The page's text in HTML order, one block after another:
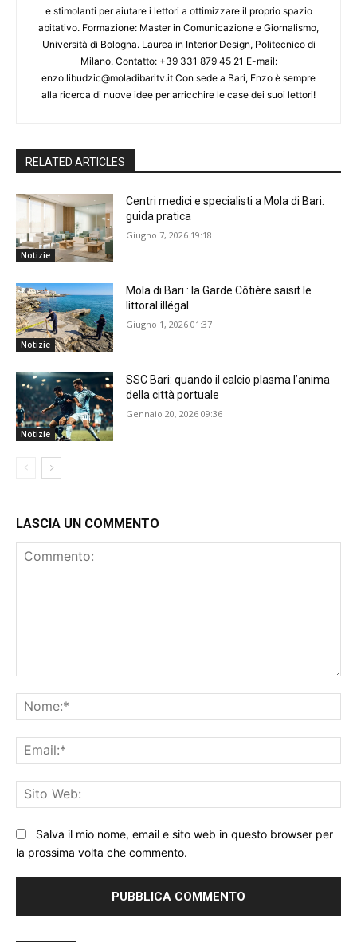
e stimolanti per aiutare i lettori a ottimizzare il proprio spazio
abitativo. Formazione: Master in Comunicazione e Giornalismo,
Università di Bologna. Laurea in Interior Design, Politecnico di
Milano. Contatto: +39 331 879 45 21 E-mail:
enzo.libudzic@moladibaritv.it Con sede a Bari, Enzo è sempre
alla ricerca di nuove idee per arricchire le case dei suoi lettori!
RELATED ARTICLES
Notizie
Centri medici e specialisti a Mola di Bari:
guida pratica
Giugno 7, 2026 19:18
Notizie
Mola di Bari : la Garde Côtière saisit le
littoral illégal
Giugno 1, 2026 01:37
Notizie
SSC Bari: quando il calcio plasma l’anima
della città portuale
Gennaio 20, 2026 09:36
LASCIA UN COMMENTO
Salva il mio nome, email e sito web in questo browser per
la prossima volta che commento.